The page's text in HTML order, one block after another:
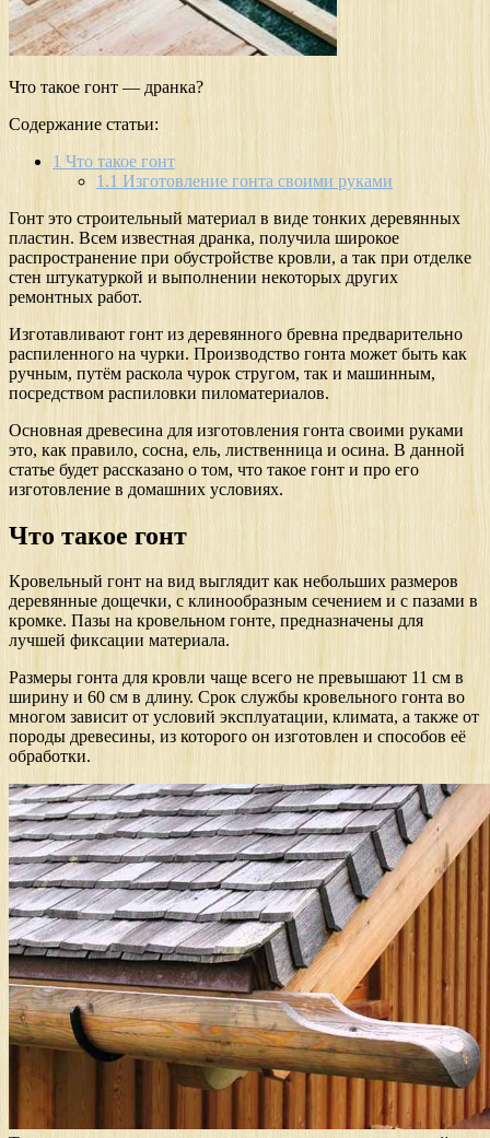
Что такое гонт — дранка?
Содержание статьи:
1 Что такое гонт
1.1 Изготовление гонта своими руками
Гонт это строительный материал в виде тонких деревянных
пластин. Всем известная дранка, получила широкое
распространение при обустройстве кровли, а так при отделке
стен штукатуркой и выполнении некоторых других
ремонтных работ.
Изготавливают гонт из деревянного бревна предварительно
распиленного на чурки. Производство гонта может быть как
ручным, путём раскола чурок стругом, так и машинным,
посредством распиловки пиломатериалов.
Основная древесина для изготовления гонта своими руками
это, как правило, сосна, ель, лиственница и осина. В данной
статье будет рассказано о том, что такое гонт и про его
изготовление в домашних условиях.
Что такое гонт
Кровельный гонт на вид выглядит как небольших размеров
деревянные дощечки, с клинообразным сечением и с пазами в
кромке. Пазы на кровельном гонте, предназначены для
лучшей фиксации материала.
Размеры гонта для кровли чаще всего не превышают 11 см в
ширину и 60 см в длину. Срок службы кровельного гонта во
многом зависит от условий эксплуатации, климата, а также от
породы древесины, из которого он изготовлен и способов её
обработки.